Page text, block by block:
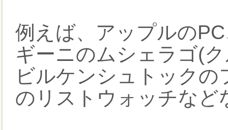
例えば、アップルの
ギーニのムシェラゴ(
ビルケンシュトック
のリストウォッチなど